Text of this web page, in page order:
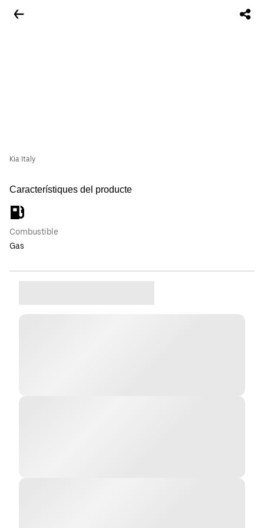
Kia Italy
Característiques del producte
Combustible
Gas